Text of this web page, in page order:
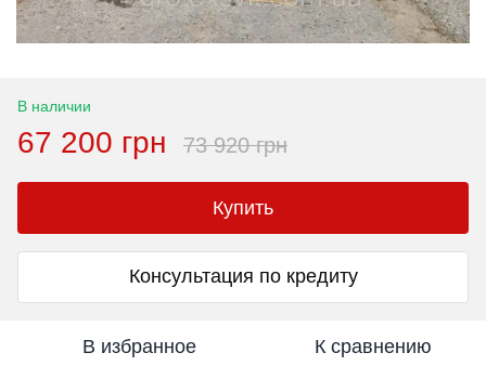
В наличии
67 200 грн 73 920 грн
Купить
Консультация по кредиту
В избранное К сравнению